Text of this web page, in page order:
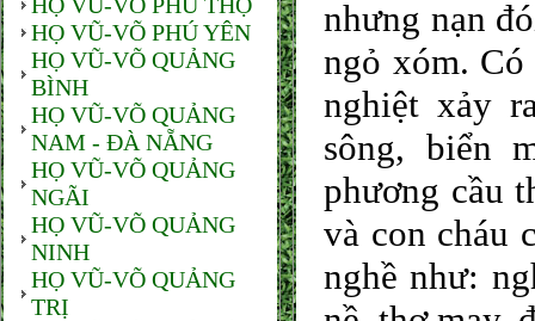
HỌ VŨ-VÕ PHÚ YÊN
HỌ VŨ-VÕ QUẢNG
BÌNH
HỌ VŨ-VÕ QUẢNG
NAM - ĐÀ NẴNG
HỌ VŨ-VÕ QUẢNG
NGÃI
HỌ VŨ-VÕ QUẢNG
NINH
HỌ VŨ-VÕ QUẢNG
TRỊ
nhưng nạn
ngỏ xóm.
nghiệt xảy
sông, biển
phương cầu
và con cháu
nghề như: